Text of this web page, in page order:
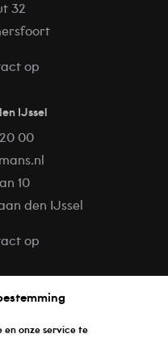
en onze service te
ben Mike van Roermund! Heb je
Dan kun je me gerust een
32
op
IJssel
00
10
den IJssel
op